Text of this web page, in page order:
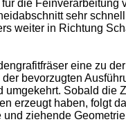
die
sehr
weiter in Richtung
eine zu
bevorzugten
Sobald die
erzeugt haben, folgt
ziehende